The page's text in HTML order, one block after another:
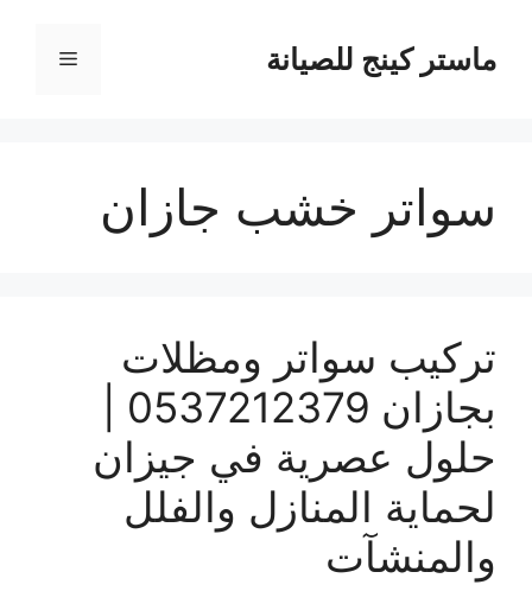
المحتوىماستر كينج للصيانة القائمة
سواتر خشب جازان
تركيب سواتر ومظلات
حلول عصرية في جيزان
لحماية المنازل والفلل
والمنشآت